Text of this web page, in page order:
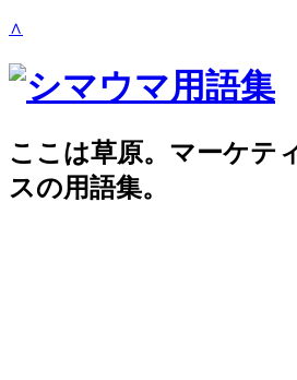
∧
ここは草原。マーケテ
スの用語集。